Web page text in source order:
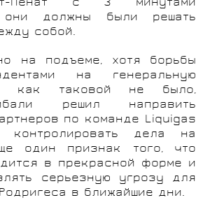
Пенат с 3 минутами
они должны были решать
собой.
на подъеме, хотя борьбы
на генеральную
как таковой не было,
решил направить
по команде Liquigas
контролировать дела на
один признак того, что
в прекрасной форме и
серьезную угрозу для
в ближайшие дни.